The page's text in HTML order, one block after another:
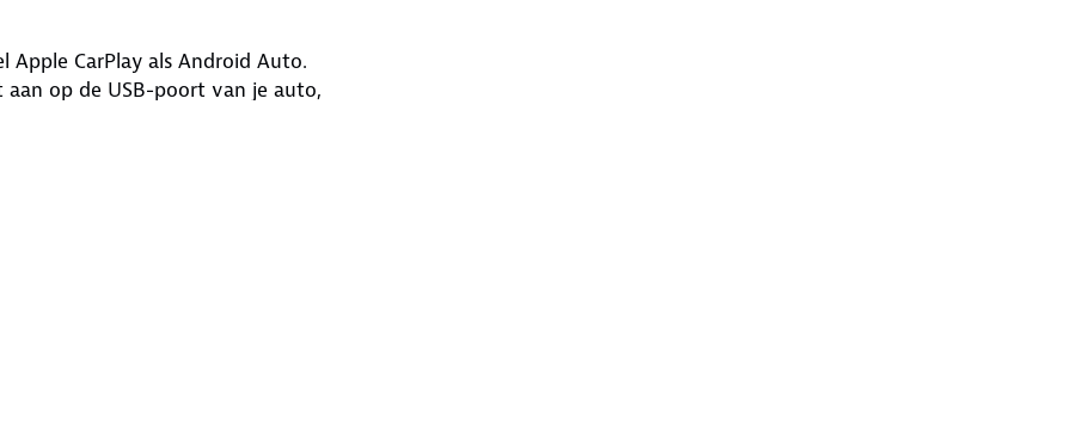
CarPlay als Android Auto.
aan op de USB-poort van je auto,
in jouw auto
Auto
of haperingen